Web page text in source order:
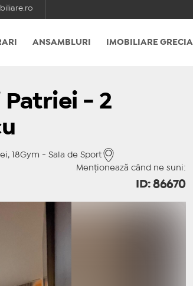
ANSAMBLURI IMOBILIARE GRECIA
- 2
18Gym - Sala de Sport
Menționează când ne suni:
ID: 86670